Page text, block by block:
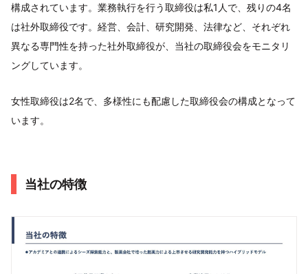
構成されています。業務執行を行う取締役は私1人で、残りの4名
は社外取締役です。経営、会計、研究開発、法律など、それぞれ
異なる専門性を持った社外取締役が、当社の取締役会をモニタリ
ングしています。
女性取締役は2名で、多様性にも配慮した取締役会の構成となって
います。
当社の特徴